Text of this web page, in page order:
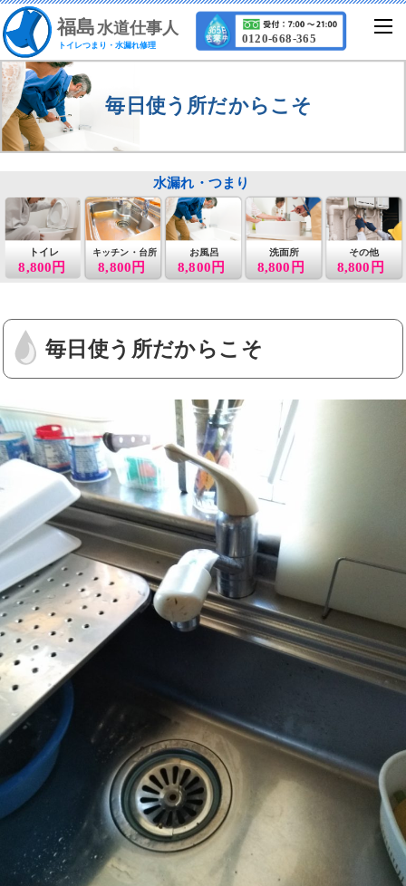
福島水道仕事人
トイレつまり・水漏れ修理
0120-668-365
毎日使う所だからこそ
8,800円
トイレ
8,800円
キッチン・台所 お風呂
8,800円
洗面所
8,800円
その他
8,800円
水漏れ・つまり
毎日使う所だからこそ